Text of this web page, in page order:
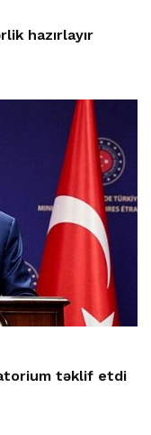
hazırlayır
təklif etdi